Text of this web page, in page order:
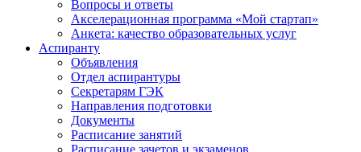
Вопросы и ответы
Акселерационная программа «Мой стартап»
Анкета: качество образовательных услуг
Аспиранту
Объявления
Отдел аспирантуры
Секретарям ГЭК
Направления подготовки
Документы
Расписание занятий
Расписание зачетов и экзаменов